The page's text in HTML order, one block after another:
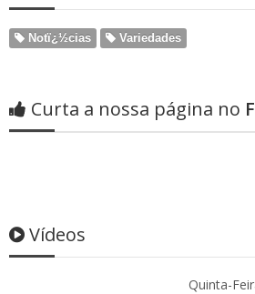
Notï¿½cias Variedades
Curta a nossa página no
Vídeos
Quinta-